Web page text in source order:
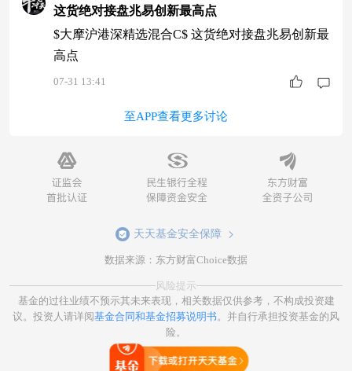
这货绝对接盘兆易创新最高点
$大摩沪港深精选混合C$ 这货绝对接盘兆易创新最
高点
07-31 13:41
至APP查看更多讨论
天天基金安全保障
数据来源：东方财富Choice数据
风险提示
基金的过往业绩不预示其未来表现，相关数据仅供参考，不构成投资建
议。投资人请详阅基金合同和基金招募说明书 。并自行承担投资基金的风
险。
打开天天基金